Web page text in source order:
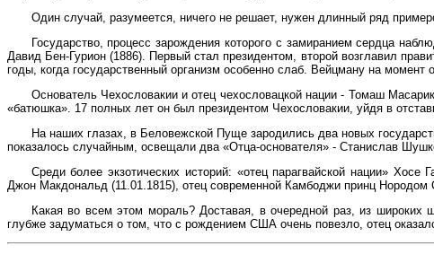
Один случай, разумеется, ничего не решает, нужен длинный ряд
Государство, процесс зарождения которого с замиранием сердца
Давид Бен-Гурион (1886). Первый стал президентом, второй возглавил
годы, когда государственный организм особенно слаб. Вейцману на
Основатель Чехословакии и отец чехословацкой нации - Томаш
«батюшка». 17 полных лет он был президентом Чехословакии, уйдя в
На наших глазах, в Беловежской Пуще зародились два новых
показалось случайным, освещали два «Отца-основателя» - Станислав
Среди более экзотических историй: «отец парагвайской нации»
Джон Макдональд (11.01.1815), отец современной Камбоджи принц Нородом
Какая во всем этом мораль? Доставая, в очередной раз, из широких
глубже задуматься о том, что с рождением США очень повезло, отец